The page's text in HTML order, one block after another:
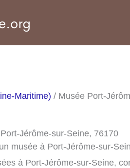
Maritime) / Musée Port-
Jérôme-sur-Seine, 76170
musée à Port-Jérôme-sur-
à Port-Jérôme-sur-Seine,